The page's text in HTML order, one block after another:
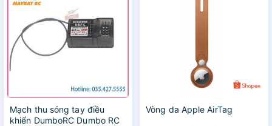
Mạch thu sóng tay điều
khiển DumboRC Dumbo RC
Vòng da Apple AirTag